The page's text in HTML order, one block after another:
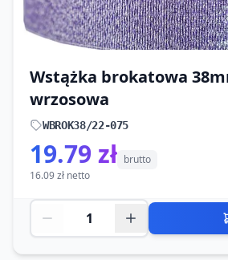
Wstążka brokatowa
wrzosowa
WBROK38/22-075
19.79 zł brutto
16.09 zł netto